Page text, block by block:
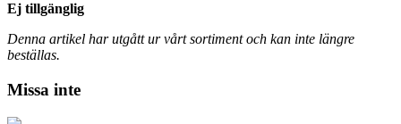
Ej tillgänglig
Denna artikel har utgått ur vårt sortiment och kan inte längre
beställas.
Missa inte